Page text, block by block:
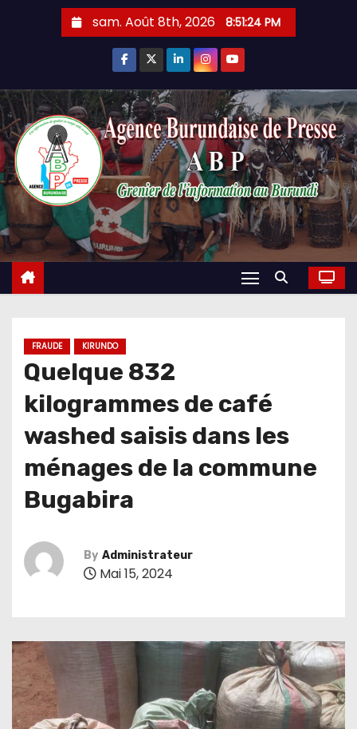
sam. Août 8th, 2026 8:51:25 PM
FRAUDE KIRUNDO
Quelque 832
kilogrammes de café
washed saisis dans les
ménages de la commune
Bugabira
By Administrateur
Mai 15, 2024